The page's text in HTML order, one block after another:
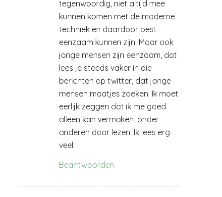
tegenwoordig, niet altijd mee
kunnen komen met de moderne
techniek en daardoor best
eenzaam kunnen zijn. Maar ook
jonge mensen zijn eenzaam, dat
lees je steeds vaker in die
berichten op twitter, dat jonge
mensen maatjes zoeken. Ik moet
eerlijk zeggen dat ik me goed
alleen kan vermaken, onder
anderen door lezen. Ik lees erg
veel.
Beantwoorden